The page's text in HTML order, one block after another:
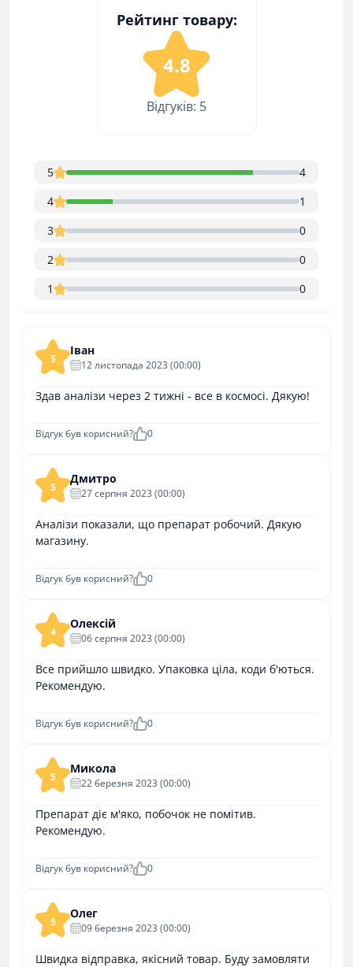
Рейтинг товару:
4.8
Відгуків: 5
5
4
4
1
3
0
2
0
1
0
5
Іван
12 листопада 2023 (00:00)
Здав аналізи через 2 тижні - все в космосі. Дякую!
Відгук був корисний? 0
5
Дмитро
27 серпня 2023 (00:00)
Аналізи показали, що препарат робочий. Дякую
магазину.
Відгук був корисний? 0
4
Олексій
06 серпня 2023 (00:00)
Все прийшло швидко. Упаковка ціла, коди б'ються.
Рекомендую.
Відгук був корисний? 0
5
Микола
22 березня 2023 (00:00)
Препарат діє м'яко, побочок не помітив.
Рекомендую.
Відгук був корисний? 0
5
Олег
09 березня 2023 (00:00)
Швидка відправка, якісний товар. Буду замовляти